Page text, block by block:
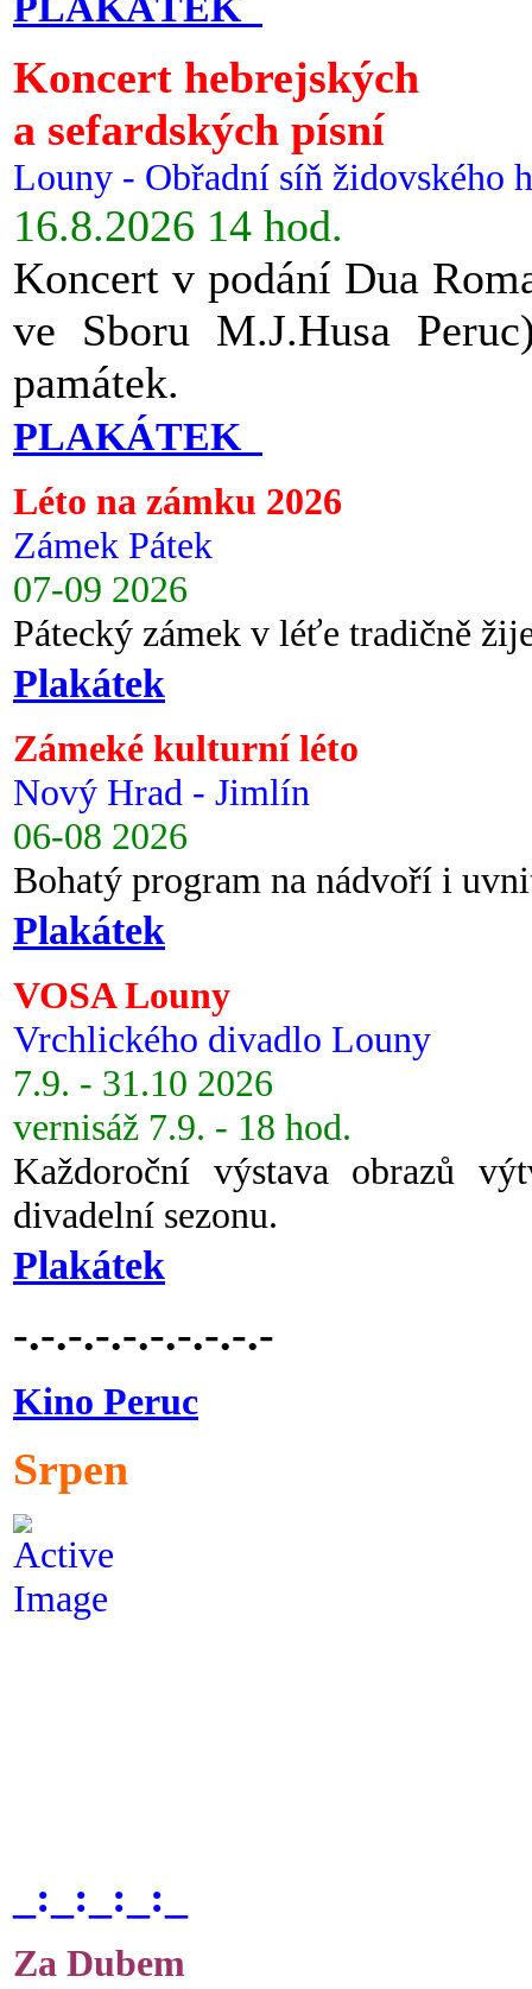
Koncert hebrejských
a sefardských písní
Louny - Obřadní síň židovského
16.8.2026 14 hod.
Koncert v podání Dua
ve Sboru M.J.Husa
památek.
PLAKÁTEK
Léto na zámku 2026
Zámek Pátek
07-09 2026
Pátecký zámek v léťe tradičně
Plakátek
Zámeké kulturní léto
Nový Hrad - Jimlín
06-08 2026
Bohatý program na nádvoří i
Plakátek
VOSA Louny
Vrchlického divadlo Louny
7.9. - 31.10 2026
vernisáž 7.9. - 18 hod.
Každoroční výstava obrazů
divadelní sezonu.
Plakátek
-.-.-.-.-.-.-.-.-.-
Kino Peruc
Srpen
_:_:_:_:_
Za Dubem